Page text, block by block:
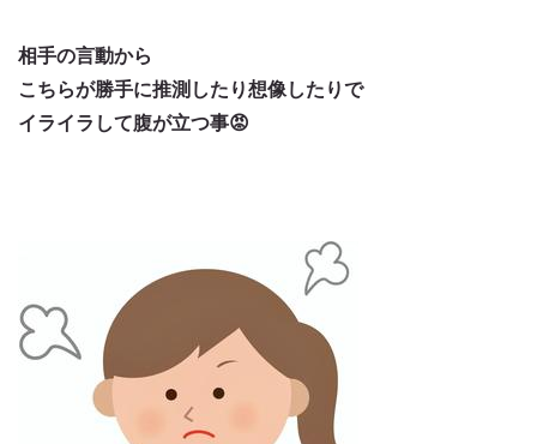
相手の言動から
こちらが勝手に推測したり想像したりで
イライラして腹が立つ事😡